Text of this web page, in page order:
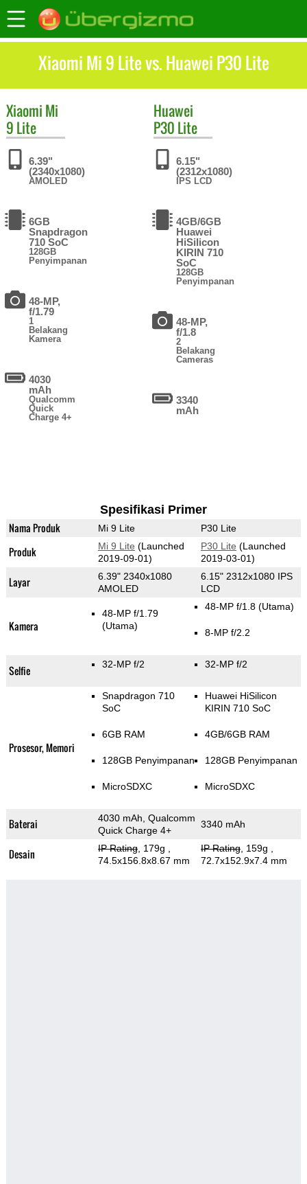
Xiaomi Mi 9 Lite vs. Huawei P30 Lite
Xiaomi Mi
9 Lite
6.39"
(2340x1080)
AMOLED
6GB
Snapdragon
710 SoC
128GB
Penyimpanan
48-MP,
f/1.79
1
Belakang
Kamera
4030
mAh
Qualcomm
Quick
Charge 4+
Huawei
P30 Lite
6.15"
(2312x1080)
IPS LCD
4GB/6GB
Huawei
HiSilicon
KIRIN 710
SoC
128GB
Penyimpanan
48-MP,
f/1.8
2
Belakang
Cameras
3340
mAh
Spesifikasi Primer
Nama Produk Mi 9 Lite P30 Lite
Produk Mi 9 Lite (Launched
2019-09-01)
P30 Lite (Launched
2019-03-01)
Layar
6.39" 2340x1080
AMOLED
6.15" 2312x1080 IPS
LCD
Kamera
48-MP f/1.79
(Utama)
48-MP f/1.8 (Utama)
8-MP f/2.2
Selfie 32-MP f/2 32-MP f/2
Prosesor, Memori
Snapdragon 710
SoC
6GB RAM
128GB Penyimpanan
MicroSDXC
Huawei HiSilicon
KIRIN 710 SoC
4GB/6GB RAM
128GB Penyimpanan
MicroSDXC
Baterai
4030 mAh, Qualcomm
Quick Charge 4+
3340 mAh
Desain IP Rating, 179g
74.5x156.8x8.67 mm
IP Rating, 159g
72.7x152.9x7.4 mm